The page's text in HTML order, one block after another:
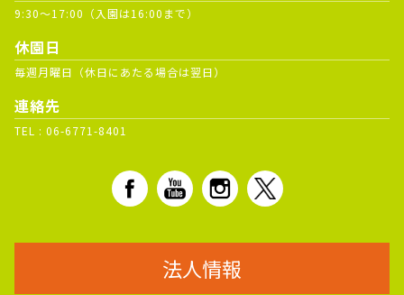
9:30～17:00（入園は16:00まで）
休園日
毎週月曜日（休日にあたる場合は翌日）
連絡先
TEL : 06-6771-8401
法人情報